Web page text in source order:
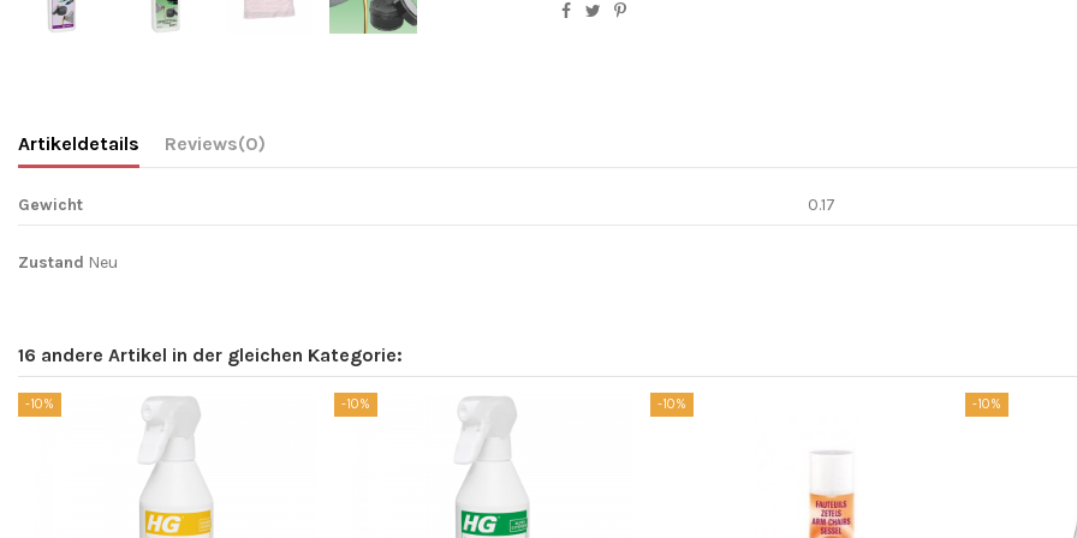
Artikeldetails Reviews(0)
Gewicht 0.17
Zustand Neu
16 andere Artikel in der gleichen Kategorie:
-10% -10% -10% -10%